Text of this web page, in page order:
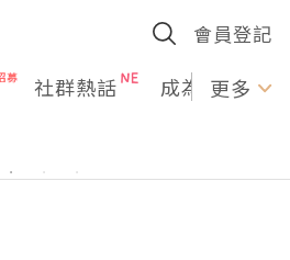
會員登記
社群熱話 成為U更多